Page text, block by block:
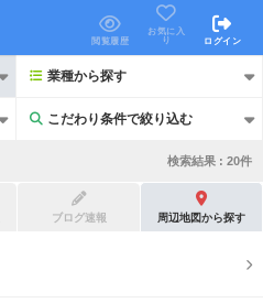
閲覧履歴
お気に入
り
ログイン
業種から探す
こだわり条件で絞り込む
こだわり条件で絞り込む
検索結果 : 20件
ブログ速報 周辺地図から探す